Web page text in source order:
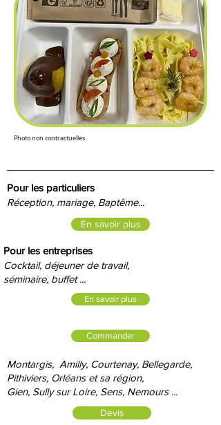
Photo non contractuelles
Pour les particuliers
Réception, mariage, Baptême...
En savoir plus
Pour les entreprises
Cocktail, déjeuner de travail,
séminaire, buffet ...
En savoir plus
Commander
Montargis, Amilly, Courtenay, Bellegarde,
Pithiviers, Orléans et sa région,
Gien, Sully sur Loire, Sens, Nemours ...
Devis